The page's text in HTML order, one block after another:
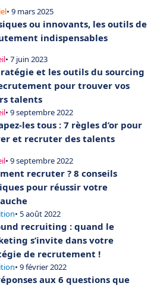
• 9 mars 2025
ou innovants, les outils de
indispensables
• 7 juin 2023
et les outils du sourcing
pour trouver vos
talents
• 9 septembre 2022
les tous : 7 règles d’or pour
et recruter des talents
• 9 septembre 2022
recruter ? 8 conseils
pour réussir votre
• 5 août 2022
recruiting : quand le
s’invite dans votre
de recrutement !
• 9 février 2022
aux 6 questions que